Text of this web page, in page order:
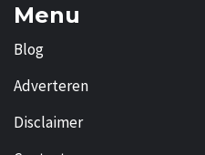
Menu
Blog
Adverteren
Disclaimer